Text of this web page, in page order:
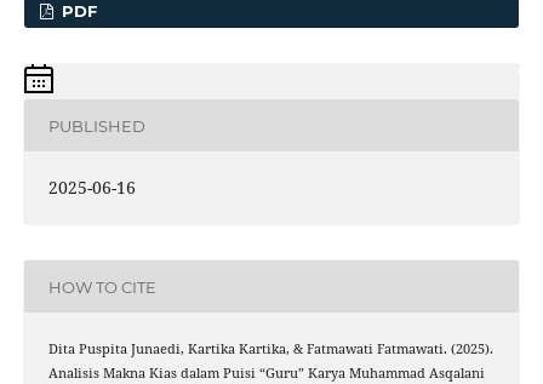
PDF
PUBLISHED
2025-06-16
HOW TO CITE
Dita Puspita Junaedi, Kartika Kartika, & Fatmawati Fatmawati. (2025).
Analisis Makna Kias dalam Puisi “Guru” Karya Muhammad Asqalani